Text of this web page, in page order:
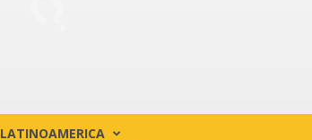
LATINOAMERICA